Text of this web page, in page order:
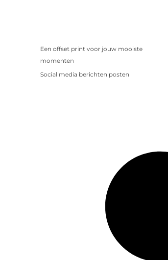
Een offset print voor jouw mooiste
momenten
Social media berichten posten